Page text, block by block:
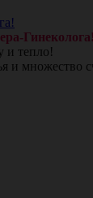
Гинеколога!
и тепло!
и множество